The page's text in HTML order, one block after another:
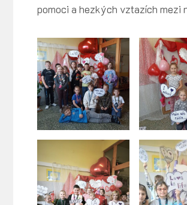
pomoci a hezkých vztazích mezi